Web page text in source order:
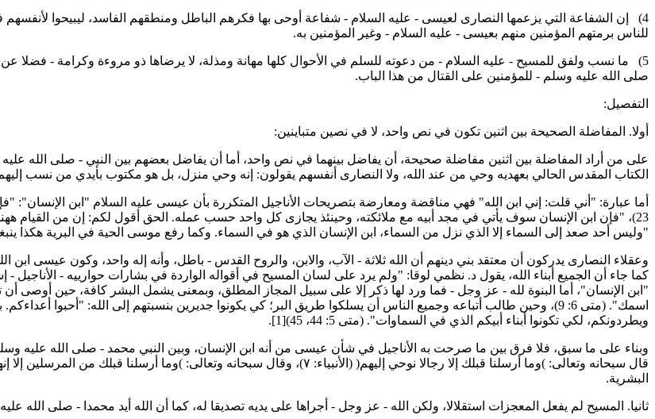
4) إن الشفاعة التي يزعمها النصارى لعيسى - عليه السلام - شفاعة أوحى بها فكرهم الباطل ومنطقهم الفاسد، ليبيحوا
للناس برمتهم المؤمنين منهم بعيسى - عليه السلام - وغير المؤمنين به.
5) ما نسب ولفق للمسيح - عليه السلام - من دعوته للسلم في الأحوال كلها مهانة ومذلة، لا يرضاها ذو مروءة وكرامة - فضلا
صلى الله عليه وسلم - للمؤمنين على القتال من هذا الباب.
التفصيل:
أولا. المفاضلة الصحيحة بين اثنين تكون في نص واحد، لا في نصين متباينين:
على من أراد المفاضلة بين اثنين مفاضلة صحيحة، أن يفاضل بينهما في نص واحد، أما أن يفاضل بعضهم بين النبي - صلى الله
الكتاب المقدس الحالي بعهديه وحي من عند الله، ولا النصارى أنفسهم يقولون: إنه وحي منزل، بل هو مكتوب بأيدي من نسب
"وليس أحد صعد إلى السماء إلا الذي نزل من السماء، ابن الإنسان الذي هو في السماء. وكما رفع موسى الحية في البرية هكذا ينبغي أن
وعقلاء النصارى يدركون أن معتقد بني دينهم أن الله ثلاثة - الآب، والابن، والروح القدس - باطل، وأنه إله واحد، وكون عيسى ابن
كما جاء أن الجميع أبناء الله، يقول د. نظمي لوقا: "ولم يرد على لسان المسيح في أقواله الواردة في بشارات حوارييه -
"ابن الإنسان"، أما البنوة لله - عز وجل - فما ورد لها ذكر إلا على سبيل المجاز المطلق، وبمعنى يشمل البشر كافة، حين أوصى أن
اسمك". (متى 6: 9)، وحين طالب أتباعه وجميع الناس أن يسلكوا طريق البر؛ كي يكونوا جديرين بنسبتهم إلى الله: "أحبوا
ويطردونكم، لكي تكونوا أبناء أبيكم الذي في السماوات". (متى 5: 44، 45)[1].
وبناء على ما سبق، فلا فرق بين ما صرحت به الأناجيل في شأن عيسى من أنه ابن الإنسان، وبين النبي محمد - صلى الله عليه
البشرية.
ثانيا. المسيح لم يفعل المعجزات استقلالا، ولكن الله - عز وجل - أجراها على يديه تصديقا له، كما أن الله أيد محمدا - صلى الله